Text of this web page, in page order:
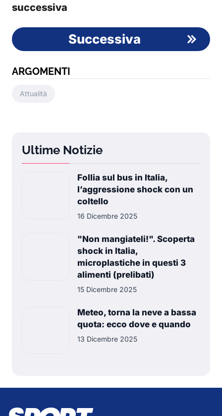
successiva
Successiva
ARGOMENTI
Attualità
Ultime Notizie
Follia sul bus in Italia,
l’aggressione shock con un
coltello
16 Dicembre 2025
"Non mangiateli!". Scoperta
shock in Italia,
microplastiche in questi 3
alimenti (prelibati)
15 Dicembre 2025
Meteo, torna la neve a bassa
quota: ecco dove e quando
13 Dicembre 2025